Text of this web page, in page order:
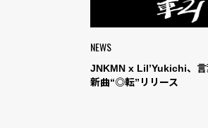
NEWS
JNKMN x Lil’Yukichi、言
新曲“◎転”リリース